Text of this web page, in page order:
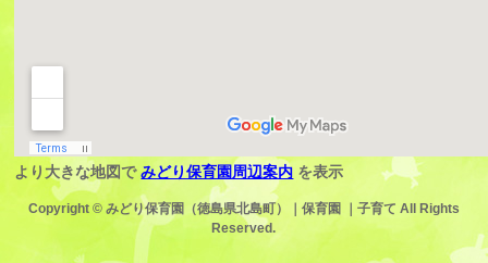
より大きな地図でみどり保育園周辺案内 を表示
Copyright © みどり保育園（徳島県北島町）｜保育園 ｜子育て All Rights
Reserved.